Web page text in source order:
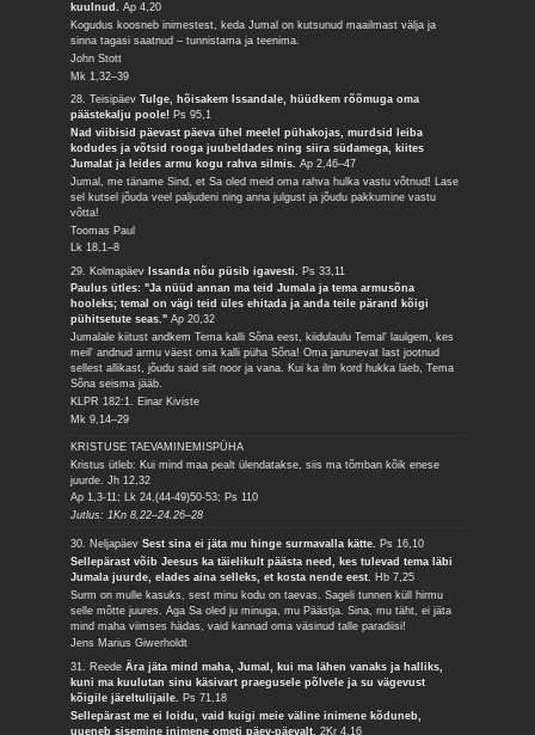
kuulnud.Ap 4,20
Kogudus koosneb inimestest, keda Jumal on kutsunud maailmast välja ja
sinna tagasi saatnud – tunnistama ja teenima.
John Stott
Mk 1,32–39
28. TeisipäevTulge, hõisakem Issandale, hüüdkem rõõmuga oma
päästekalju poole! Ps 95,1
Nad viibisid päevast päeva ühel meelel pühakojas, murdsid leiba
kodudes ja võtsid rooga juubeldades ning siira südamega, kiites
Jumalat ja leides armu kogu rahva silmis.Ap 2,46–47
Jumal, me täname Sind, et Sa oled meid oma rahva hulka vastu võtnud! Lase
sel kutsel jõuda veel paljudeni ning anna julgust ja jõudu pakkumine vastu
võtta!
Toomas Paul
Lk 18,1–8
29. Kolmapäev Issanda nõu püsib igavesti. Ps 33,11
Paulus ütles: "Ja nüüd annan ma teid Jumala ja tema armusõna
hooleks; temal on vägi teid üles ehitada ja anda teile pärand kõigi
pühitsetute seas."Ap 20,32
Jumalale kiitust andkem Tema kalli Sõna eest, kiidulaulu Temal' laulgem, kes
meil' andnud armu väest oma kalli püha Sõna! Oma janunevat last jootnud
sellest allikast, jõudu said siit noor ja vana. Kui ka ilm kord hukka läeb, Tema
Sõna seisma jääb.
KLPR 182:1. Einar Kiviste
Mk 9,14–29
KRISTUSE TAEVAMINEMISPÜHA
Kristus ütleb: Kui mind maa pealt ülendatakse, siis ma tõmban kõik enese
juurde.Jh 12,32
Ap 1,3-11; Lk 24,(44-49)50-53; Ps 110
Jutlus: 1Kn 8,22–24.26–28
30. NeljapäevSest sina ei jäta mu hinge surmavalla kätte. Ps 16,10
Sellepärast võib Jeesus ka täielikult päästa need, kes tulevad tema läbi
Jumala juurde, elades aina selleks, et kosta nende eest. Hb 7,25
Surm on mulle kasuks, sest minu kodu on taevas. Sageli tunnen küll hirmu
selle mõtte juures. Aga Sa oled ju minuga, mu Päästja. Sina, mu täht, ei jäta
mind maha viimses hädas, vaid kannad oma väsinud talle paradiisi!
Jens Marius Giwerholdt
31. ReedeÄra jäta mind maha, Jumal, kui ma lähen vanaks ja halliks,
kuni ma kuulutan sinu käsivart praegusele põlvele ja su vägevust
kõigile järeltulijaile. Ps 71,18
Sellepärast me ei loidu, vaid kuigi meie väline inimene kõduneb,
uueneb sisemine inimene ometi päev-päevalt.2Kr 4,16